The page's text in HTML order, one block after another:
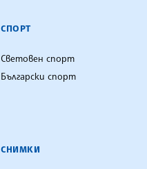
СПОРТ
Световен спорт
Български спорт
СНИМКИ